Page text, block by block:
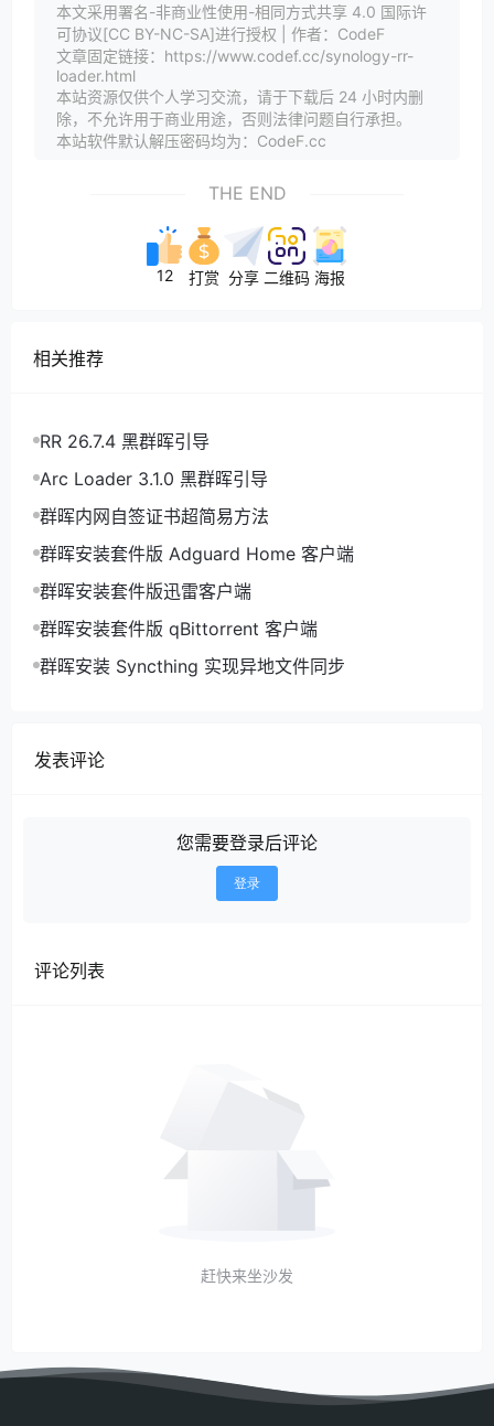
本文采用署名-非商业性使用-相同方式共享 4.0 国际许
可协议[CC BY-NC-SA]进行授权 | 作者：CodeF
文章固定链接：https://www.codef.cc/synology-rr-
loader.html
本站资源仅供个人学习交流，请于下载后 24 小时内删
除，不允许用于商业用途，否则法律问题自行承担。
本站软件默认解压密码均为：CodeF.cc
THE END
12 打赏 分享 二维码 海报
相关推荐
RR 26.7.4 黑群晖引导
Arc Loader 3.1.0 黑群晖引导
群晖内网自签证书超简易方法
群晖安装套件版 Adguard Home 客户端
群晖安装套件版迅雷客户端
群晖安装套件版 qBittorrent 客户端
群晖安装 Syncthing 实现异地文件同步
发表评论
您需要登录后评论
登录
评论列表
赶快来坐沙发